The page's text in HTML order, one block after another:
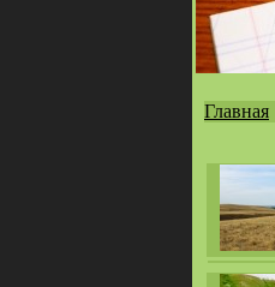
здесь
Главная